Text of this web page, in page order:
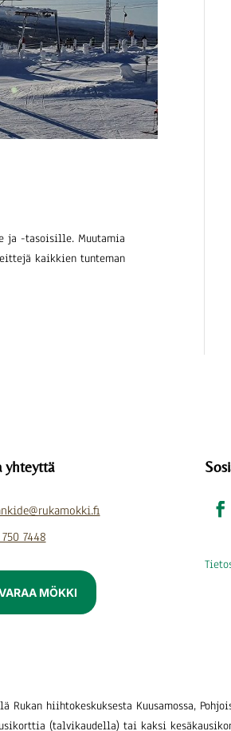
ja -tasoisille. Muutamia
kaikkien tunteman
yhteyttä
7448
MÖKKI
hiihtokeskuksesta Kuusamossa,
(talvikaudella) tai kaksi